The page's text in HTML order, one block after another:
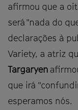
afirmou que a
será "nada do
declarações à
Variety, a atriz
Targaryen
que irá
esperamos nós.